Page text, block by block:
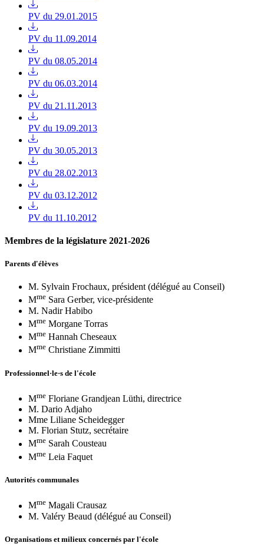
PV du 29.01.2015
PV du 11.09.2014
PV du 08.05.2014
PV du 06.03.2014
PV du 21.11.2013
PV du 19.09.2013
PV du 30.05.2013
PV du 28.02.2013
PV du 03.12.2012
PV du 11.10.2012
Membres de la législature 2021-2026
Parents d'élèves
M. Sylvain Frochaux, président (délégué au Conseil)
Mme Sara Gerber, vice-présidente
M. Nadir Habibo
Mme Morgane Torras
Mme Hannah Cheseaux
Mme Christiane Zimmitti
Professionnel·le·s de l'école
Mme Floriane Grandjean Lüthi, directrice
M. Dario Adjaho
Mme Liliane Scheidegger
M. Florian Stutz, secrétaire
Mme Sarah Cousteau
Mme Leia Faquet
Autorités communales
Mme Magali Crausaz
M. Valéry Beaud (délégué au Conseil)
Organisations et milieux concernés par l'école